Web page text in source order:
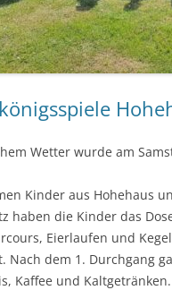
Wetter wurde am
Kinder aus Hohehaus
haben die Kinder das
Eierlaufen und
Nach dem 1. Durchgang
Kaffee und